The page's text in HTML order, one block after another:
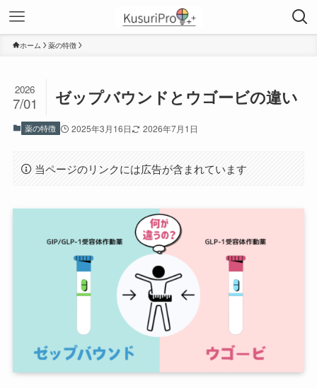
ホーム 薬の特徴
ゼップバウンドとウゴービの違い
2026
7/01
薬の特徴 2025年3月16日 2026年7月1日
当ページのリンクには広告が含まれています